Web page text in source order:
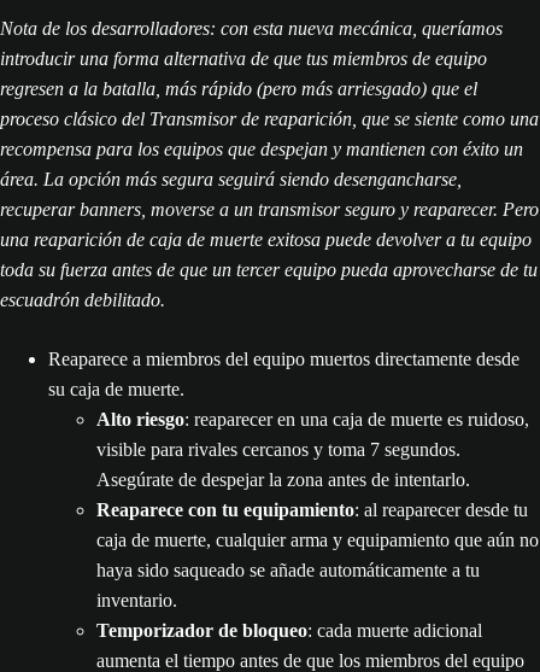
Nota de los desarrolladores: con esta nueva mecánica, queríamos
introducir una forma alternativa de que tus miembros de equipo
regresen a la batalla, más rápido (pero más arriesgado) que el
proceso clásico del Transmisor de reaparición, que se siente como una
recompensa para los equipos que despejan y mantienen con éxito un
área. La opción más segura seguirá siendo desengancharse,
recuperar banners, moverse a un transmisor seguro y reaparecer. Pero
una reaparición de caja de muerte exitosa puede devolver a tu equipo
toda su fuerza antes de que un tercer equipo pueda aprovecharse de tu
escuadrón debilitado.
Reaparece a miembros del equipo muertos directamente desde
su caja de muerte.
Alto riesgo: reaparecer en una caja de muerte es ruidoso,
visible para rivales cercanos y toma 7 segundos.
Asegúrate de despejar la zona antes de intentarlo.
Reaparece con tu equipamiento: al reaparecer desde tu
caja de muerte, cualquier arma y equipamiento que aún no
haya sido saqueado se añade automáticamente a tu
inventario.
Temporizador de bloqueo: cada muerte adicional
aumenta el tiempo antes de que los miembros del equipo